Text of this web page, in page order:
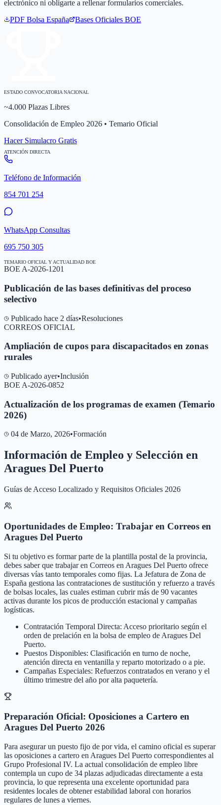
electrónico ni obligarte a rellenar formularios comerciales.
PDF Bolsa España Bases Oficiales BOE
ESTADO CONVOCATORIA NACIONAL
~4.000 Plazas Libres
Consolidación de Empleo 2026 • Temario Oficial
Hacer Simulacro Gratis
ATENCIÓN DIRECTA
Teléfono de Información
854 701 254
WhatsApp Consultas
695 750 305
TEMARIO OFICIAL Y ACTUALIDAD BOE
BOE A-2026-1201
Publicación de las bases definitivas del proceso
selectivo
Publicado hace 2 días•Resoluciones
CORREOS OFICIAL
Ampliación de cupos para discapacitados en zonas
rurales
Publicado ayer•Inclusión
BOE A-2026-0852
Actualización de los programas de examen (Temario
2026)
04 de Marzo, 2026•Formación
Información de Empleo y Selección en
Aragues Del Puerto
Guías de Acceso Localizado y Requisitos Oficiales 2026
Oportunidades de Empleo: Trabajar en Correos en
Aragues Del Puerto
Si tu objetivo es formar parte de la plantilla postal de la provincia,
debes saber que trabajar en Correos en Aragues Del Puerto ofrece
diversas vías tanto temporales como fijas. La Jefatura de Zona de
España gestiona las contrataciones de sustitución y refuerzo a través
de bolsas locales, las cuales estiman cubrir más de 90 vacantes
activas durante los picos de producción estacional y campañas
logísticas.
Contratación Temporal Directa: Acceso prioritario según el
orden de prelación en la bolsa de empleo de Aragues Del
Puerto.
Puestos Disponibles: Clasificación en turno de noche,
atención directa en ventanilla y reparto motorizado o a pie.
Campañas Especiales: Refuerzos contratados en verano y el
último trimestre del año por alta paquetería.
Preparación Oficial: Oposiciones a Cartero en
Aragues Del Puerto 2026
Para asegurar un puesto fijo de por vida, el camino oficial es superar
las oposiciones a cartero en Aragues Del Puerto correspondientes al
Grupo Profesional IV. La actual consolidación de empleo libre
contempla un cupo de 34 plazas adjudicadas directamente a esta
provincia, lo que representa una excelente oportunidad para
residentes locales de obtener estabilidad laboral con horarios
regulares de lunes a viernes.